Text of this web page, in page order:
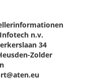
n.v.
34
Zolder